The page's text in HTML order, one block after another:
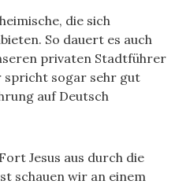
die sich
So dauert es auch
privaten Stadtführer
spricht sogar sehr gut
auf Deutsch
Jesus aus durch die
schauen wir an einem